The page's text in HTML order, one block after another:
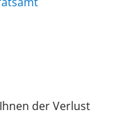
der Verlust